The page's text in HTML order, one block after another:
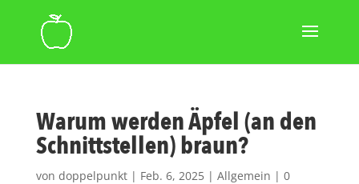
Warum werden Äpfel (an den
Schnittstellen) braun?
von doppelpunkt| Feb. 6, 2025| Allgemein | 0